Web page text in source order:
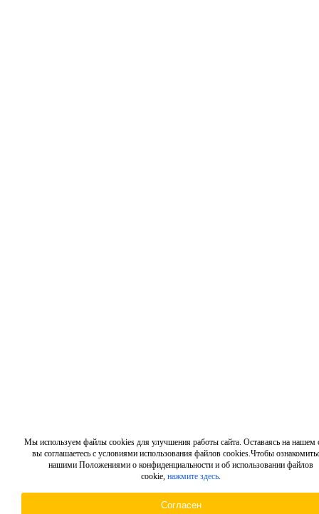
Мы используем файлы cookies для улучшения работы сайта. Оставаясь на нашем
вы соглашаетесь с условиями использования файлов cookies.Чтобы
нашими Положениями о конфиденциальности и об использовании файлов
cookie, нажмите здесь.
Согласен